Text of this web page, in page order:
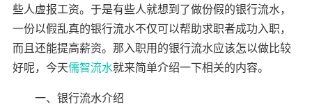
些人虚报工资。于是有些人就想到了做份假的银行流水，
一份以假乱真的银行流水不仅可以帮助求职者成功入职，
而且还能提高薪资。那入职用的银行流水应该怎以做比较
好呢，今天儒智流水就来简单介绍一下相关的内容。
一、银行流水介绍